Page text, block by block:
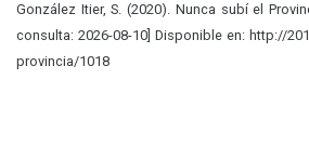
González Itier, S. (2020). Nunca subí el
consulta: 2026-08-10] Disponible en: http://
provincia/1018